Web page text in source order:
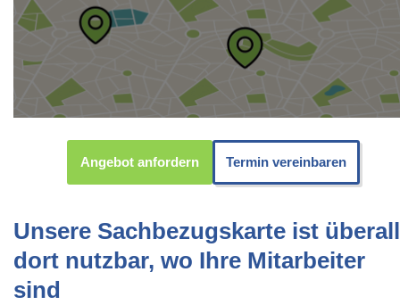
Angebot anfordern Termin vereinbaren
Unsere Sachbezugskarte ist überall
dort nutzbar, wo Ihre Mitarbeiter
sind